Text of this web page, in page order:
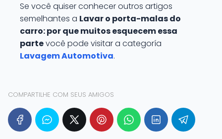
Se você quiser conhecer outros artigos
semelhantes a Lavar o porta-malas do
carro: por que muitos esquecem essa
partevocê pode visitar a categoría
Lavagem Automotiva.
COMPARTILHE COM SEUS AMIGOS